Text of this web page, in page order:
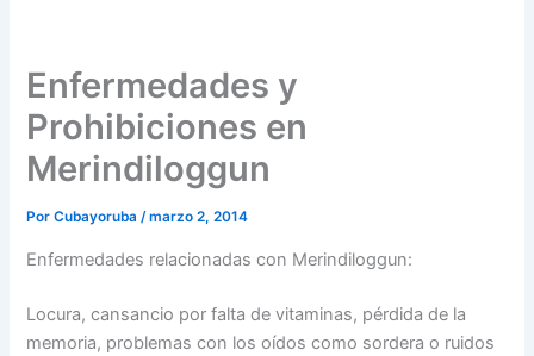
Enfermedades y
Prohibiciones en
Merindiloggun
PorCubayoruba/marzo 2, 2014
Enfermedades relacionadas con Merindiloggun:
Locura, cansancio por falta de vitaminas, pérdida de la
memoria, problemas con los oídos como sordera o ruidos